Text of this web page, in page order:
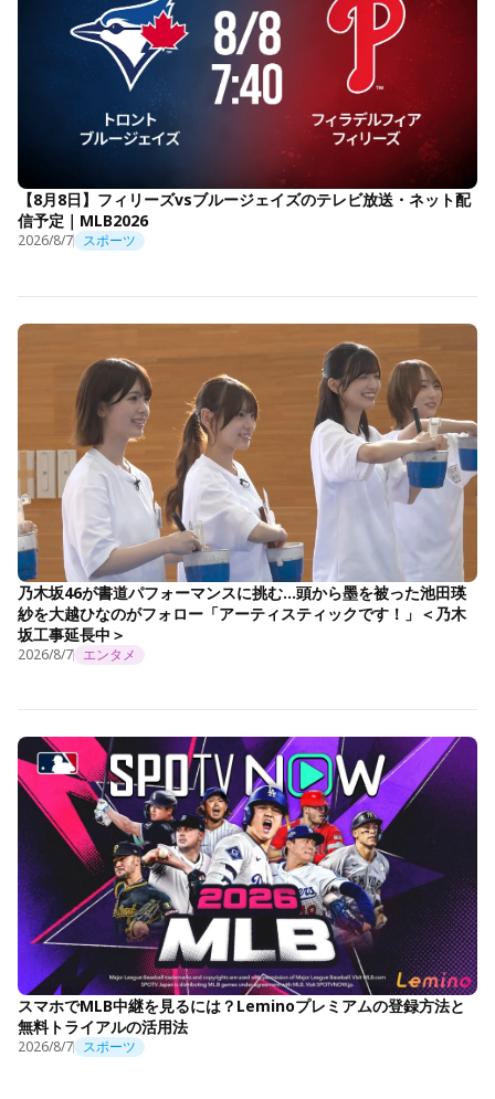
【8月8日】フィリーズvsブルージェイズのテレビ放送・ネット配
信予定｜MLB2026
2026/8/7 スポーツ
乃木坂46が書道パフォーマンスに挑む…頭から墨を被った池田瑛
紗を大越ひなのがフォロー「アーティスティックです！」＜乃木
坂工事延長中＞
2026/8/7 エンタメ
スマホでMLB中継を見るには？Leminoプレミアムの登録方法と
無料トライアルの活用法
2026/8/7 スポーツ